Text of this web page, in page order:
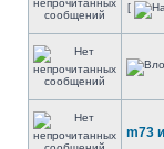
[
m73